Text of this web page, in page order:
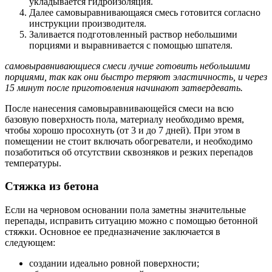
Далее самовыравнивающаяся смесь готовится согласно
инструкции производителя.
Заливается подготовленный раствор небольшими
порциями и выравнивается с помощью шпателя.
самовыравнивающиеся смеси лучше готовить небольшими
порциями, так как они быстро теряют эластичность, и через
15 минут после приготовления начинают затвердевать.
После нанесения самовыравнивающейся смеси на всю
базовую поверхность пола, материалу необходимо время,
чтобы хорошо просохнуть (от 3 и до 7 дней). При этом в
помещении не стоит включать обогреватели, и необходимо
позаботиться об отсутствии сквозняков и резких перепадов
температуры.
Стяжка из бетона
Если на черновом основании пола заметны значительные
перепады, исправить ситуацию можно с помощью бетонной
стяжки. Основное ее предназначение заключается в
следующем:
создании идеально ровной поверхности;